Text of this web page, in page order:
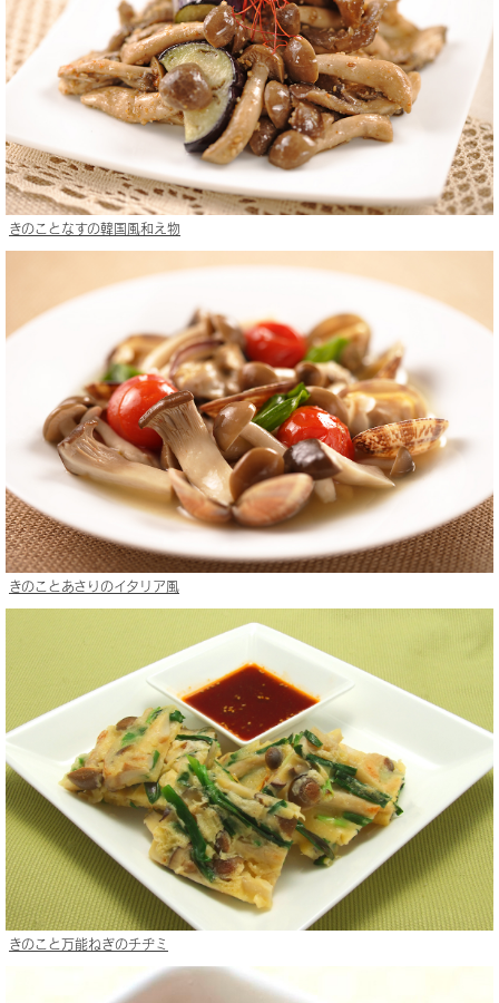
きのことなすの韓国風和え物
きのことあさりのイタリア風
きのこと万能ねぎのチヂミ